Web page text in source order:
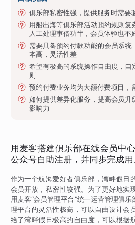
俱乐部私密性强，提供服务时需要
用船出海等俱乐部活动预约规则复
人工处理事倍功半，会员体验也不
需要具备预约付款功能的会员系统
本高，灵活性差
希望有极高的系统操作自由度，自
则
预约付费业务均为大额付费项目，
如何提供差异化服务，提高会员升
影响力
用麦客搭建俱乐部在线会员中
公众号自助注册，并同步完成
作为一个航海爱好者俱乐部，湾畔假日
会员开放，私密性较强。为了更好地实
用麦客“会员管理平台”统一运营管理俱
理平台的灵活性极高，可以自由设计会
给了湾畔假日极高的自由度，可以根据